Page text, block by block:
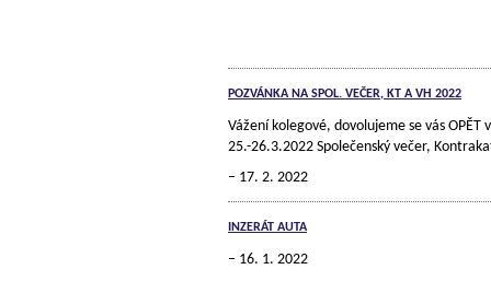
POZVÁNKA NA SPOL. VEČER, KT A VH 2022
Vážení kolegové, dovolujeme se vás
25.-26.3.2022 Společenský večer,
17. 2. 2022
INZERÁT AUTA
16. 1. 2022